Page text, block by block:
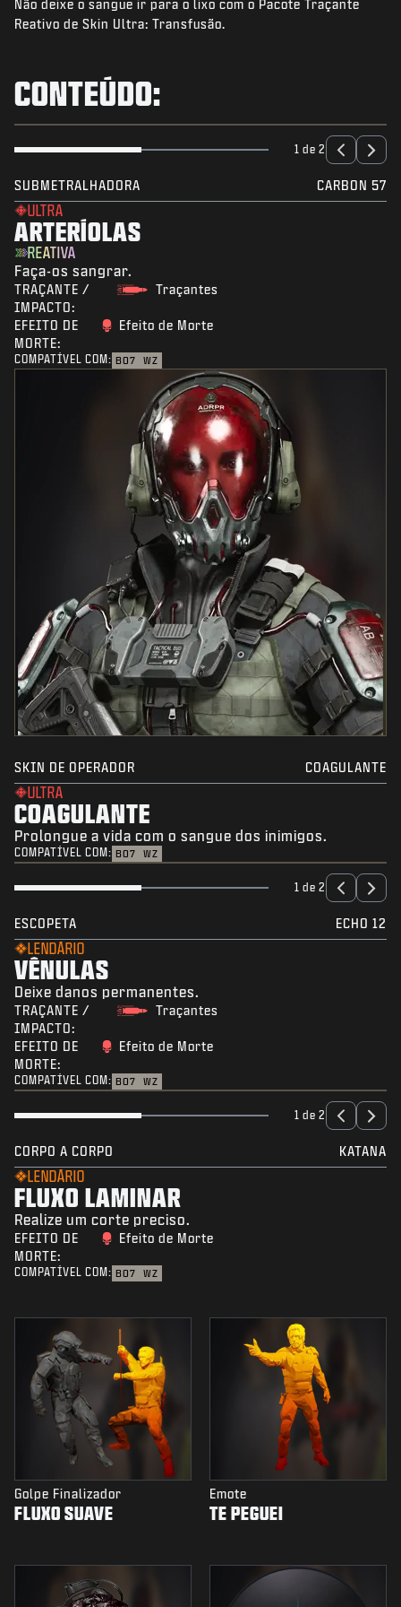
NOTÍCIAS
ENTRAR|INSCREVER-SE
Não deixe o sangue ir para o lixo com o Pacote Traçante
Reativo de Skin Ultra: Transfusão.
CONTEÚDO:
1 de 2
SUBMETRALHADORA CARBON 57
ULTRA
ARTERÍOLAS
REATIVA
Faça-os sangrar.
TRAÇANTE /
IMPACTO:
Traçantes
EFEITO DE
MORTE:
Efeito de Morte
COMPATÍVEL COM: BO7 WZ
SKIN DE OPERADOR COAGULANTE
ULTRA
COAGULANTE
Prolongue a vida com o sangue dos inimigos.
COMPATÍVEL COM: BO7 WZ
1 de 2
ESCOPETA ECHO 12
LENDÁRIO
VÊNULAS
Deixe danos permanentes.
TRAÇANTE /
IMPACTO:
Traçantes
EFEITO DE
MORTE:
Efeito de Morte
COMPATÍVEL COM: BO7 WZ
1 de 2
CORPO A CORPO KATANA
LENDÁRIO
FLUXO LAMINAR
Realize um corte preciso.
EFEITO DE
MORTE:
Efeito de Morte
COMPATÍVEL COM: BO7 WZ
Golpe Finalizador
FLUXO SUAVE
Emote
TE PEGUEI